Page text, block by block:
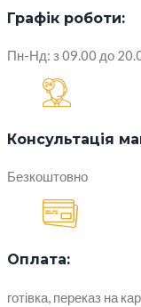
Графік роботи:
Пн-Нд: з 09.00 до
Консультація
Безкоштовно
Оплата:
готівка, переказ на